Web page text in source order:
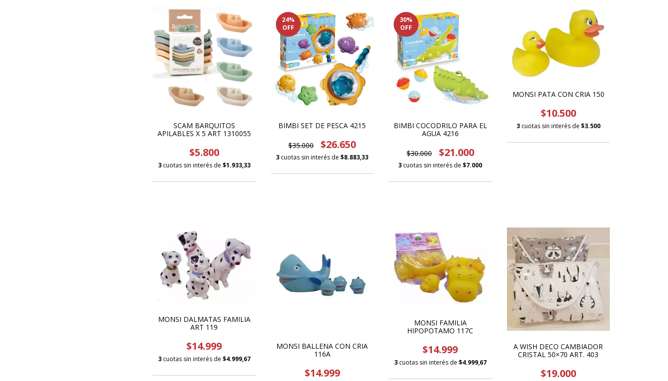
SCAM BARQUITOS
APILABLES X 5 ART 1310055
$5.800
3 cuotas sin interés de $1.933,33
24%
OFF
BIMBI SET DE PESCA 4215
$35.000 $26.650
3 cuotas sin interés de$8.883,33
30%
OFF
BIMBI COCODRILO PARA EL
AGUA 4216
$30.000 $21.000
3 cuotas sin interés de$7.000
MONSI PATA CON CRIA 150
$10.500
3 cuotas sin interés de $3.500
MONSI DALMATAS FAMILIA
ART 119
$14.999
3 cuotas sin interés de $4.999,67
MONSI BALLENA CON CRIA
116A
$14.999
MONSI FAMILIA
HIPOPOTAMO 117C
$14.999
3 cuotas sin interés de $4.999,67
A WISH DECO CAMBIADOR
CRISTAL 50×70 ART. 403
$19.000